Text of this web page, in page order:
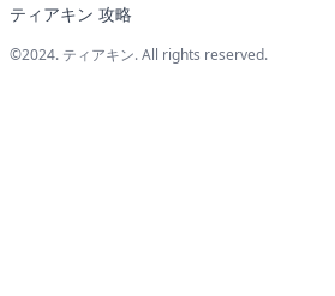
ティアキン 攻略
©2024. ティアキン. All rights reserved.